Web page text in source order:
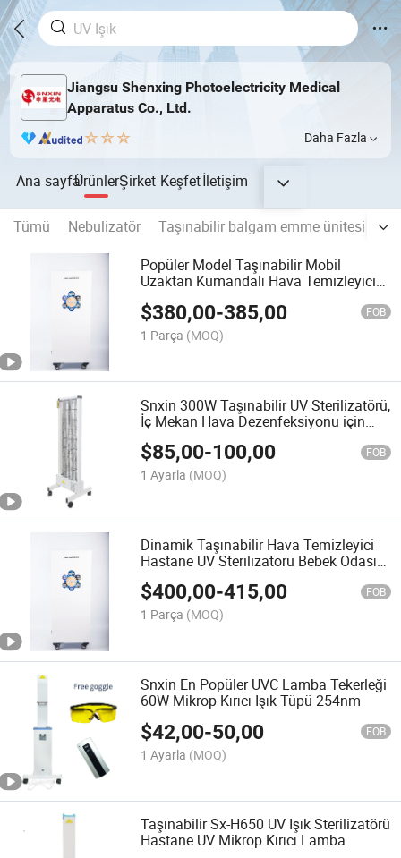
Jiangsu Shenxing Photoelectricity Medical
Apparatus Co., Ltd.
Daha Fazla
Ana sayfaÜrünlerŞirket Keşfetİletişim
Tümü Nebulizatör Taşınabilir balgam emme ünitesi
Popüler Model Taşınabilir Mobil
Uzaktan Kumandalı Hava Temizleyici
$380,00-385,00 FOB
1 Parça (MOQ)
Snxin 300W Taşınabilir UV Sterilizatörü,
İç Mekan Hava Dezenfeksiyonu için
Zamanlayıcı ile
$85,00-100,00 FOB
1 Ayarla (MOQ)
Dinamik Taşınabilir Hava Temizleyici
Hastane UV Sterilizatörü Bebek Odası
için
$400,00-415,00 FOB
1 Parça (MOQ)
Snxin En Popüler UVC Lamba Tekerleği
60W Mikrop Kırıcı Işık Tüpü 254nm
$42,00-50,00 FOB
1 Ayarla (MOQ)
Taşınabilir Sx-H650 UV Işık Sterilizatörü
Hastane UV Mikrop Kırıcı Lamba